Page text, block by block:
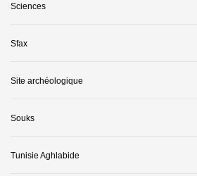
Sciences
Sfax
Site archéologique
Souks
Tunisie Aghlabide